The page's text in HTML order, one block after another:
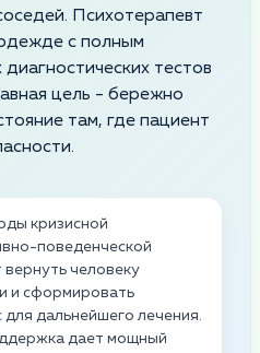
Психотерапевт
с полным
тестов
цель - бережно
там, где пациент
кризисной
поведенческой
человеку
и сформировать
дальнейшего лечения.
дает мощный